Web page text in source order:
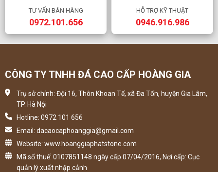
TƯ VẤN BÁN HÀNG
0972.101.656
HỖ TRỢ KỸ THUẬT
0946.916.986
CÔNG TY TNHH ĐÁ CAO CẤP HOÀNG GIA
Trụ sở chính: Đội 16, Thôn Khoan Tế, xã Đa Tốn, huyện Gia Lâm,
TP. Hà Nội
Hotline: 0972 101 656
Email: dacaocaphoanggia@gmail.com
Website: www.hoanggiaphatstone.com
Mã số thuế: 0107851148 ngày cấp 07/04/2016, Nơi cấp: Cục
quản lý xuất nhập cảnh